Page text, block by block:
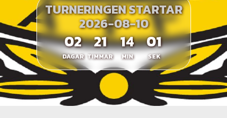
TURNERINGEN STARTAR
2026-08-10
02
DAGAR
21
TIMMAR
14
MIN
01
SEK